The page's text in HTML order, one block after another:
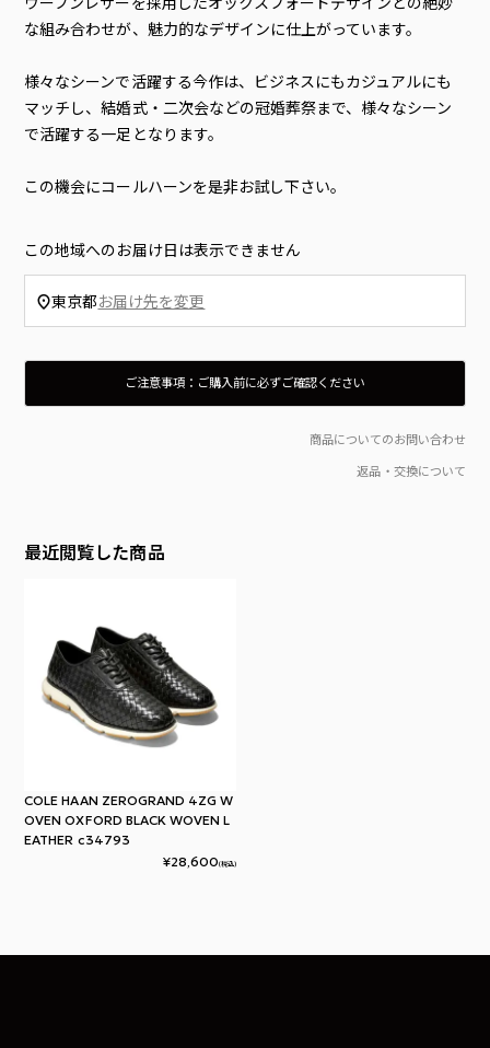
な組み合わせが、魅力的なデザインに仕上がっています。
様々なシーンで活躍する今作は、ビジネスにもカジュアルにも
マッチし、結婚式・二次会などの冠婚葬祭まで、様々なシーン
で活躍する一足となります。
この機会にコールハーンを是非お試し下さい。
この地域へのお届け日は表示できません
東京都お届け先を変更
ご注意事項：ご購入前に必ずご確認ください
入荷時点でボックス（外箱）にダメージやマーキング等がある場合がございます。ご理解、ご了承のうえご購入をお願いいたします。
箱のダメージ、製品タグの付属を理由とする返品は、往復の送料及び代引き支払いの場合はその手数料をお客様にご負担いただきます。
当店では在庫管理システムにより複数のオンライン店舗の在庫を共有しております。
ご注文の殺到や検品時の不良品発覚など、在庫管理につきましては徹底して行ってはおりますが、 お客様のご注文のタイミングにより商品のご用意が出来ない場合がございます。
通常2〜5日程度でのお届けとなりすが、 商品の在庫状況により発送までにお時間を頂戴する場合がございます。
商品の色味はディスプレイの関係上、実際の商品の色と若干異なって見える場合がございます、予めご了承ください。
当店では環境に考慮したSDGsの観点から「お買上げ明細書」の同封はしておりません。「明細書・領収書」をご希望の場合は備考欄へ「明細書・領収書の有無」をご記載のうえご注文ください。
商品配送後、当店に事前連絡無く故意に受け取りを辞退した場合や 長期不在、住所変更等により当店へ商品が到着した場合、もしくは再注文時その様な前歴が有る場合は 当店規定による、送料＋事務手数料を頂戴致します。（一律1,500円）
This product is not returnable or replaceable unless defective.
商品についてのお問い合わせ
返品・交換について
最近閲覧した商品
COLE HAAN ZEROGRAND 4ZG W
OVEN OXFORD BLACK WOVEN L
EATHER c34793
¥28,600(税込)